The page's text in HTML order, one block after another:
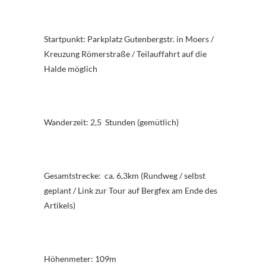
Startpunkt: Parkplatz Gutenbergstr. in Moers /
Kreuzung Römerstraße / Teilauffahrt auf die
Halde möglich
Wanderzeit: 2,5 Stunden (gemütlich)
Gesamtstrecke: ca. 6,3km (Rundweg / selbst
geplant / Link zur Tour auf Bergfex am Ende des
Artikels)
Höhenmeter: 109m